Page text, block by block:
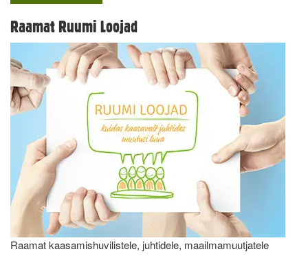
Raamat Ruumi Loojad
Raamat kaasamishuvilistele, juhtidele, maailmamuutjatele